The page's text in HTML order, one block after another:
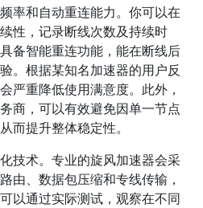
率和自动重连能力。你可以在
性，记录断线次数及持续时
备智能重连功能，能在断线后
。根据某知名加速器的用户反
严重降低使用满意度。此外，
商，可以有效避免因单一节点
而提升整体稳定性。
技术。专业的旋风加速器会采
由、数据包压缩和专线传输，
以通过实际测试，观察在不同